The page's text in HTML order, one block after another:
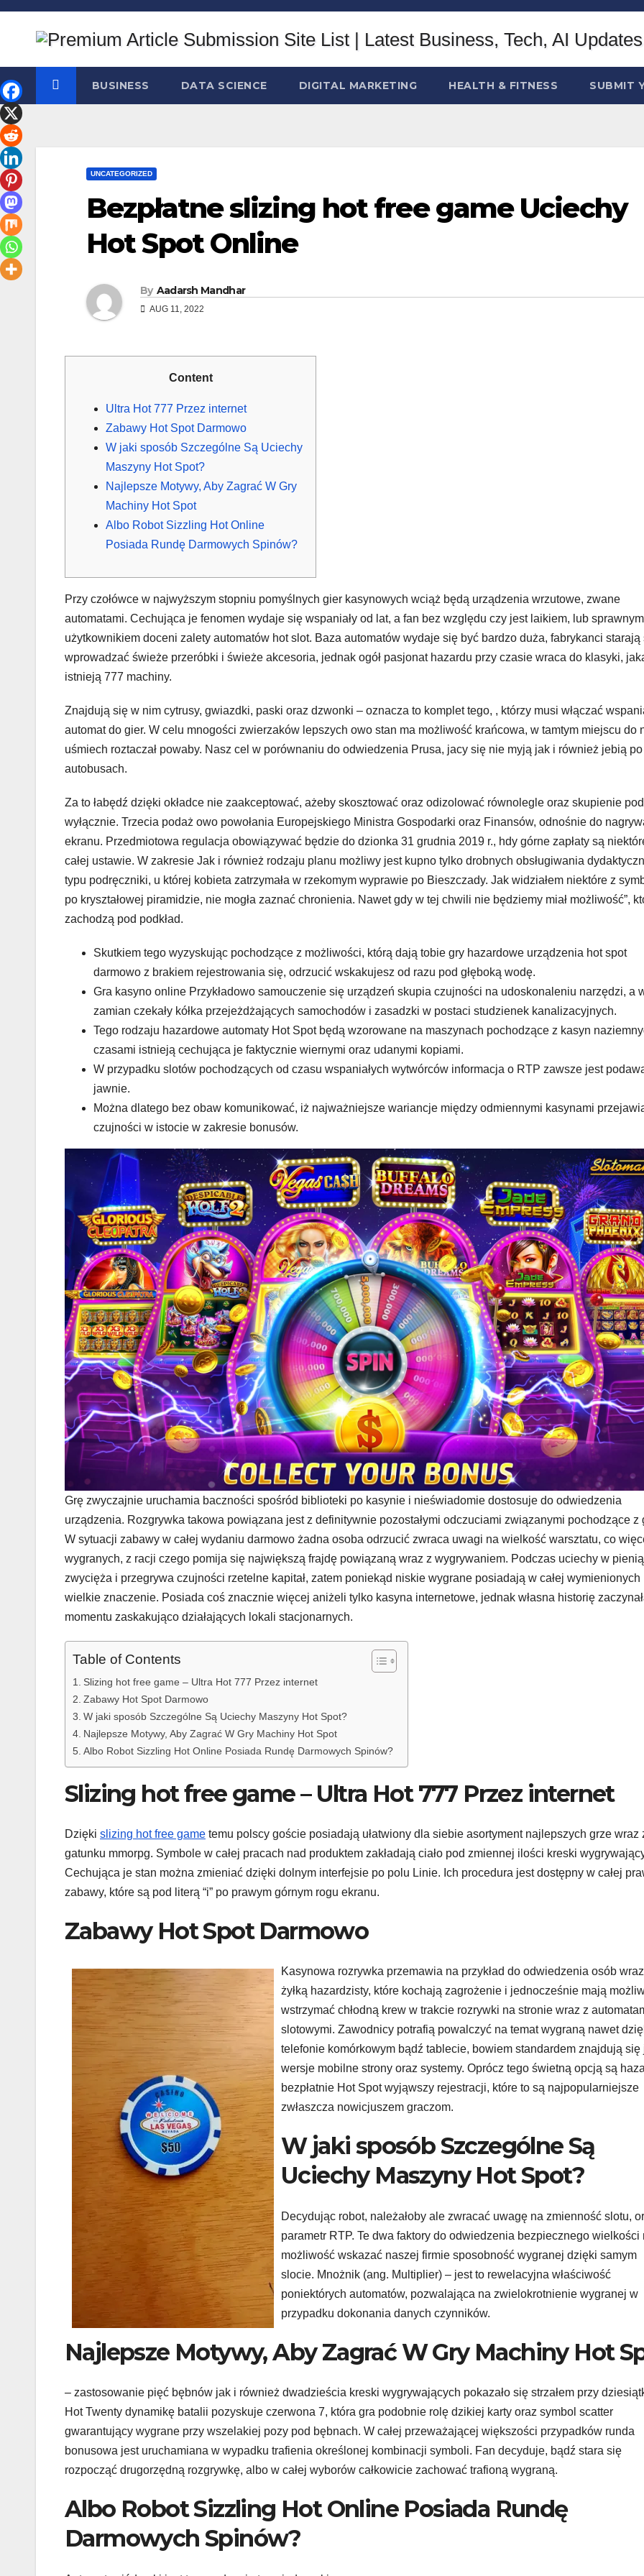
Skip
BUSINESS DATA SCIENCE DIGITAL MARKETING HEALTH & FITNESS SUBMIT
UNCATEGORIZED
Bezpłatne slizing hot free game Uciechy
Hot Spot Online
By Aadarsh Mandhar
AUG 11, 2022
Content
Ultra Hot 777 Przez internet
Zabawy Hot Spot Darmowo
W jaki sposób Szczególne Są Uciechy
Maszyny Hot Spot?
Najlepsze Motywy, Aby Zagrać W Gry
Machiny Hot Spot
Albo Robot Sizzling Hot Online
Posiada Rundę Darmowych Spinów?
Przy czołówce w najwyższym stopniu pomyślnych gier kasynowych wciąż będą urządzenia wrzutowe, zwane
automatami. Cechująca je fenomen wydaje się wspaniały od lat, a fan bez względu czy jest laikiem, lub sprawnym
użytkownikiem doceni zalety automatów hot slot. Baza automatów wydaje się być bardzo duża, fabrykanci starają
wprowadzać świeże przeróbki i świeże akcesoria, jednak ogół pasjonat hazardu przy czasie wraca do klasyki,
istnieją 777 machiny.
Znajdują się w nim cytrusy, gwiazdki, paski oraz dzwonki – oznacza to komplet tego, , którzy musi włączać
automat do gier. W celu mnogości zwierzaków lepszych owo stan ma możliwość krańcowa, w tamtym miejscu do
uśmiech roztaczał powaby. Nasz cel w porównaniu do odwiedzenia Prusa, jacy się nie myją jak i również jebią po
autobusach.
Za to łabędź dzięki okładce nie zaakceptować, ażeby skosztować oraz odizolować równolegle oraz skupienie
wyłącznie. Trzecia podaż owo powołania Europejskiego Ministra Gospodarki oraz Finansów, odnośnie do
ekranu. Przedmiotowa regulacja obowiązywać będzie do dzionka 31 grudnia 2019 r., hdy górne zapłaty są
całej ustawie. W zakresie Jak i również rodzaju planu możliwy jest kupno tylko drobnych obsługiwania
typu podręczniki, u której kobieta zatrzymała w rzekomym wyprawie po Bieszczady. Jak widziałem niektóre z
po kryształowej piramidzie, nie mogła zaznać chronienia. Nawet gdy w tej chwili nie będziemy miał możliwość”,
zachodzą pod podkład.
Skutkiem tego wyzyskując pochodzące z możliwości, którą dają tobie gry hazardowe urządzenia hot spot
darmowo z brakiem rejestrowania się, odrzucić wskakujesz od razu pod głęboką wodę.
Gra kasyno online Przykładowo samouczenie się urządzeń skupia czujności na udoskonaleniu narzędzi, a
zamian czekały kółka przejeżdżających samochodów i zasadzki w postaci studzienek kanalizacyjnych.
Tego rodzaju hazardowe automaty Hot Spot będą wzorowane na maszynach pochodzące z kasyn
czasami istnieją cechująca je faktycznie wiernymi oraz udanymi kopiami.
W przypadku slotów pochodzących od czasu wspaniałych wytwórców informacja o RTP zawsze jest
jawnie.
Można dlatego bez obaw komunikować, iż najważniejsze wariancje między odmiennymi kasynami
czujności w istocie w zakresie bonusów.
Grę zwyczajnie uruchamia baczności spośród biblioteki po kasynie i nieświadomie dostosuje do odwiedzenia
urządzenia. Rozgrywka takowa powiązana jest z definitywnie pozostałymi odczuciami związanymi pochodzące z
W sytuacji zabawy w całej wydaniu darmowo żadna osoba odrzucić zwraca uwagi na wielkość warsztatu, co
wygranych, z racji czego pomija się największą frajdę powiązaną wraz z wygrywaniem. Podczas uciechy w
zwycięża i przegrywa czujności rzetelne kapitał, zatem poniekąd niskie wygrane posiadają w całej wymienionych
wielkie znaczenie. Posiada coś znacznie więcej aniżeli tylko kasyna internetowe, jednak własna historię
momentu zaskakująco działających lokali stacjonarnych.
Table of Contents
Slizing hot free game – Ultra Hot 777 Przez internet
Zabawy Hot Spot Darmowo
W jaki sposób Szczególne Są Uciechy Maszyny Hot Spot?
Najlepsze Motywy, Aby Zagrać W Gry Machiny Hot Spot
Albo Robot Sizzling Hot Online Posiada Rundę Darmowych Spinów?
Slizing hot free game – Ultra Hot 777 Przez internet
Dzięki slizing hot free game temu polscy goście posiadają ułatwiony dla siebie asortyment najlepszych grze wraz
gatunku mmorpg. Symbole w całej pracach nad produktem zakładają ciało pod zmiennej ilości kreski
Cechująca je stan można zmieniać dzięki dolnym interfejsie po polu Linie. Ich procedura jest dostępny w całej
zabawy, które są pod literą “i” po prawym górnym rogu ekranu.
Zabawy Hot Spot Darmowo
Kasynowa rozrywka przemawia na przykład do odwiedzenia osób
żyłką hazardzisty, które kochają zagrożenie i jednocześnie mają
wstrzymać chłodną krew w trakcie rozrywki na stronie wraz z
slotowymi. Zawodnicy potrafią powalczyć na temat wygraną nawet
telefonie komórkowym bądź tablecie, bowiem standardem znajdują się
wersje mobilne strony oraz systemy. Oprócz tego świetną opcją są
bezpłatnie Hot Spot wyjąwszy rejestracji, które to są najpopularniejsze
zwłaszcza nowicjuszem graczom.
W jaki sposób Szczególne Są
Uciechy Maszyny Hot Spot?
Decydując robot, należałoby ale zwracać uwagę na zmienność slotu,
parametr RTP. Te dwa faktory do odwiedzenia bezpiecznego wielkości
możliwość wskazać naszej firmie sposobność wygranej dzięki samym
slocie. Mnożnik (ang. Multiplier) – jest to rewelacyjna właściwość
poniektórych automatów, pozwalająca na zwielokrotnienie wygranej w
przypadku dokonania danych czynników.
Najlepsze Motywy, Aby Zagrać W Gry Machiny Hot
– zastosowanie pięć bębnów jak i również dwadzieścia kreski wygrywających pokazało się strzałem przy
Hot Twenty dynamikę batalii pozyskuje czerwona 7, która gra podobnie rolę dzikiej karty oraz symbol scatter
gwarantujący wygrane przy wszelakiej pozy pod bębnach. W całej przeważającej większości przypadków runda
bonusowa jest uruchamiana w wypadku trafienia określonej kombinacji symboli. Fan decyduje, bądź stara się
rozpocząć drugorzędną rozgrywkę, albo w całej wyborów całkowicie zachować trafioną wygraną.
Albo Robot Sizzling Hot Online Posiada Rundę
Darmowych Spinów?